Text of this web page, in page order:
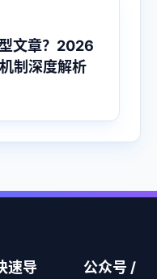
文章？2026
制深度解析
速导
公众号 /